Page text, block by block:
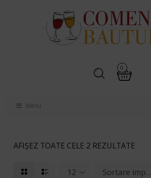
0
Menu
AFIȘEZ TOATE CELE 2 REZULTATE
12 Sortare implicită